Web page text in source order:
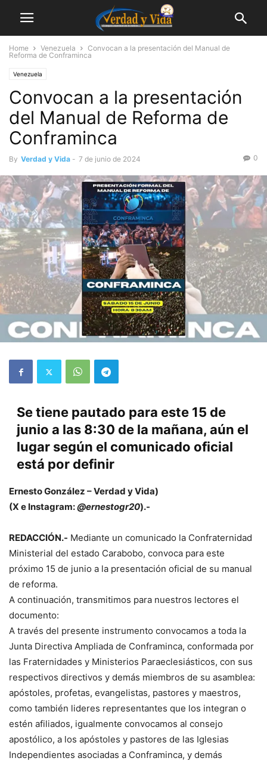
Home Venezuela
Convocan a la presentación del Manual de
Reforma de Conframinca
Venezuela
Convocan a la presentación
del Manual de Reforma de
Conframinca
By Verdad y Vida - 7 de junio de 2024 0
Se tiene pautado para este 15 de
junio a las 8:30 de la mañana, aún el
lugar según el comunicado oficial
está por definir
Ernesto González – Verdad y Vida)
(X e Instagram:@ernestogr20).-
REDACCIÓN.- Mediante un comunicado la Confraternidad
Ministerial del estado Carabobo, convoca para este
próximo 15 de junio a la presentación oficial de su manual
de reforma.
A continuación, transmitimos para nuestros lectores el
documento:
A través del presente instrumento convocamos a toda la
Junta Directiva Ampliada de Conframinca, conformada por
las Fraternidades y Ministerios Paraeclesiásticos, con sus
respectivos directivos y demás miembros de su asamblea:
apóstoles, profetas, evangelistas, pastores y maestros,
como también lideres representantes que los integran o
estén afiliados, igualmente convocamos al consejo
apostólico, a los apóstoles y pastores de las Iglesias
Independientes asociadas a Conframinca, y demás